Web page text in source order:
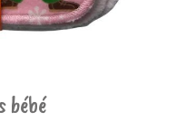
bébé